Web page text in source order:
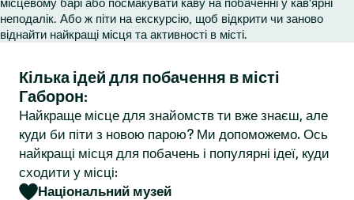
i
n
r
неподалік. Або ж піти на екскурсію, щоб відкрити чи заново
віднайти найкращі місця та активності в місті.
Кілька ідей для побачення в місті
Габорон:
Найкраще місце для знайомств ти вже знаєш, але
куди би піти з новою парою? Ми допоможемо. Ось
найкращі місця для побачень і популярні ідеї, куди
сходити у місці:
Національний музей